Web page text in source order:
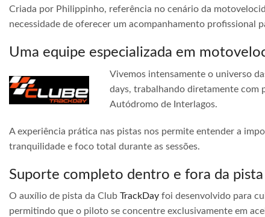
Criada por Philippinho, referência no cenário da
necessidade de oferecer um acompanhamento profissional
Uma equipe especializada em
Vivemos intensamente o universo
days, trabalhando diretamente com
Autódromo de Interlagos.
A experiência prática nas pistas nos permite entender a
tranquilidade e foco total durante as sessões.
Suporte completo dentro e fora da pista
O auxílio de pista da Club TrackDay foi desenvolvido para
permitindo que o piloto se concentre exclusivamente em